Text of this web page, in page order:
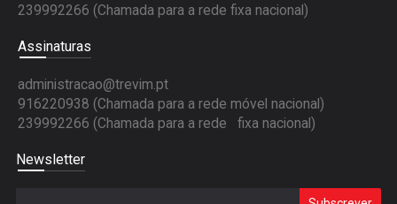
239992266 (Chamada para a rede fixa nacional)
Assinaturas
administracao@trevim.pt
916220938 (Chamada para a rede móvel nacional)
239992266 (Chamada para a rede fixa nacional)
Newsletter